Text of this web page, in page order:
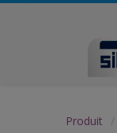
Produit